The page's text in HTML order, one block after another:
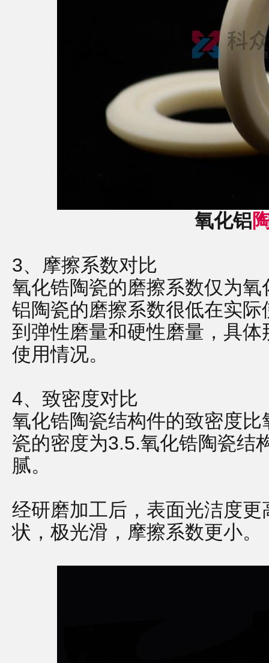
氧化铝
3、摩擦系数对比
氧化锆陶瓷的磨擦系数仅为
铝陶瓷的磨擦系数很低在实
到弹性磨量和硬性磨量，具
使用情况。
4、致密度对比
氧化锆陶瓷结构件的致密度比
瓷的密度为3.5.氧化锆陶瓷结
腻。
经研磨加工后，表面光洁度
状，极光滑，摩擦系数更小。